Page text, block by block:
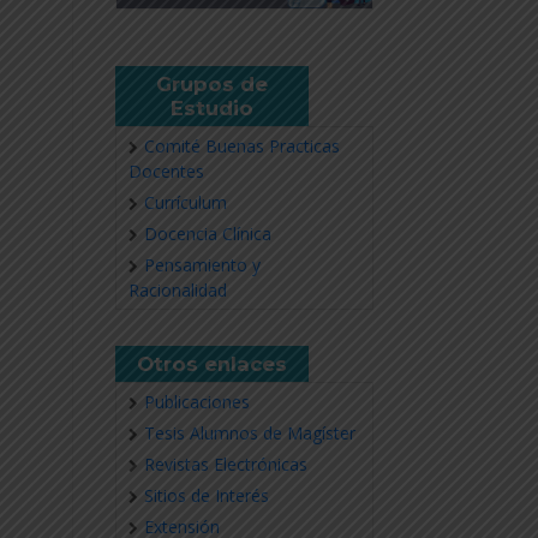
Grupos de
Estudio
Comité Buenas Practicas
Docentes
Currículum
Docencia Clínica
Pensamiento y
Racionalidad
Otros enlaces
Publicaciones
Tesis Alumnos de Magíster
Revistas Electrónicas
Sitios de Interés
Extensión